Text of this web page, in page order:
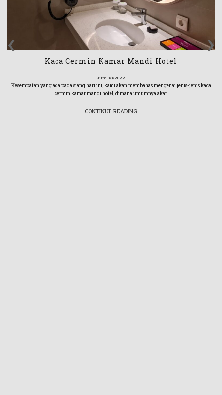
Kaca Cermin Kamar Mandi Hotel
Jum 9/9/2022
Kesempatan yang ada pada siang hari ini, kami akan membahas mengenai jenis-jenis kaca
cermin kamar mandi hotel, dimana umumnya akan
CONTINUE READING
‹ ›